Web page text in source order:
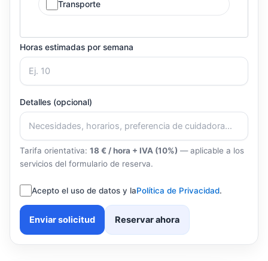
Transporte
Horas estimadas por semana
Detalles (opcional)
Tarifa orientativa: 18 € / hora + IVA (10%) — aplicable a los
servicios del formulario de reserva.
Acepto el uso de datos y laPolítica de Privacidad.
Enviar solicitud Reservar ahora